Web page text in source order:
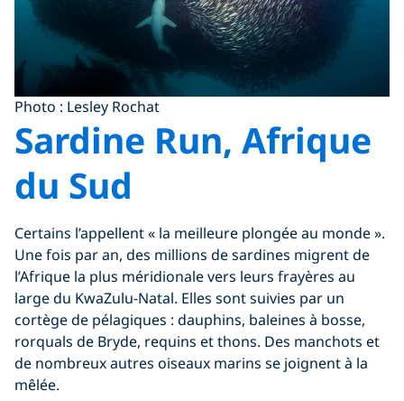
Photo : Lesley Rochat
Sardine Run, Afrique
du Sud
Certains l’appellent « la meilleure plongée au monde ».
Une fois par an, des millions de sardines migrent de
l’Afrique la plus méridionale vers leurs frayères au
large du KwaZulu-Natal. Elles sont suivies par un
cortège de pélagiques : dauphins, baleines à bosse,
rorquals de Bryde, requins et thons. Des manchots et
de nombreux autres oiseaux marins se joignent à la
mêlée.